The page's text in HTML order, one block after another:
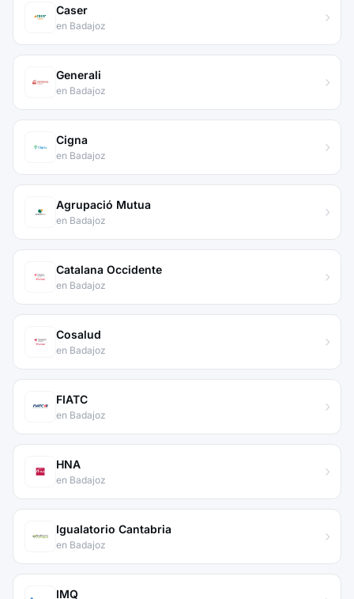
Caser
en Badajoz
Generali
en Badajoz
Cigna
en Badajoz
Agrupació Mutua
en Badajoz
Catalana Occidente
en Badajoz
Cosalud
en Badajoz
FIATC
en Badajoz
HNA
en Badajoz
Igualatorio Cantabria
en Badajoz
IMQ